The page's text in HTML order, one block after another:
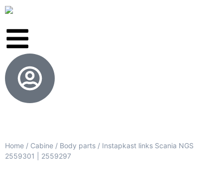
Home / Cabine / Body parts / Instapkast links Scania NGS
2559301 | 2559297